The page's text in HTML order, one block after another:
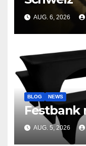
AUG. 6, 2026
BLOG NEWS
Festbank
AUG. 5, 2026